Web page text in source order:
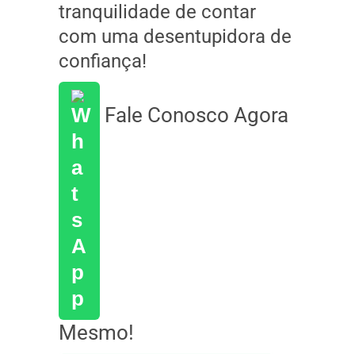
tranquilidade de contar
com uma desentupidora de
confiança!
Fale Conosco Agora
Mesmo!